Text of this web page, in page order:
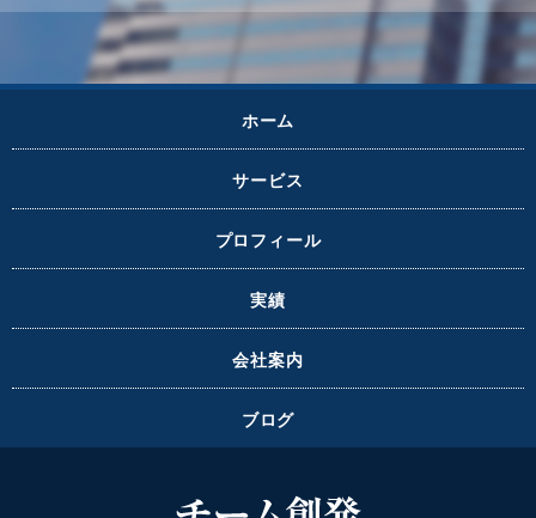
ホーム
サービス
プロフィール
実績
会社案内
ブログ